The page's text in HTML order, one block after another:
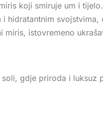
koji smiruje um i tijelo.
hidratantnim
istovremeno
gdje priroda i luksuz